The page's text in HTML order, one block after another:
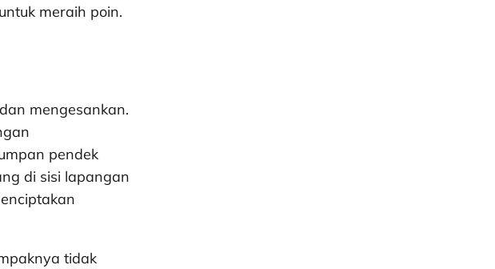
meraih poin.
mengesankan.
pendek
di sisi lapangan
tidak